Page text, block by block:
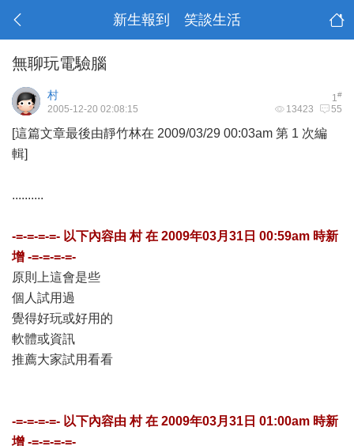
新生報到 笑談生活
無聊玩電驗腦
1#
村
13423 55
2005-12-20 02:08:15
[這篇文章最後由靜竹林在 2009/03/29 00:03am 第 1 次編
輯]
..........
-=-=-=-=- 以下內容由村在 2009年03月31日 00:59am 時新
增 -=-=-=-=-
原則上這會是些
個人試用過
覺得好玩或好用的
軟體或資訊
推薦大家試用看看
-=-=-=-=- 以下內容由村在 2009年03月31日 01:00am 時新
增 -=-=-=-=-